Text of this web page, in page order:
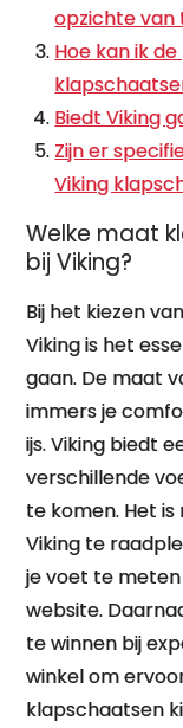
opzichte van
Hoe kan ik
Biedt Viking
Zijn er
Viking
Welke maat
bij Viking?
Bij het kiezen
Viking is het
gaan. De maat
immers je
ijs. Viking biedt
verschillende
te komen. Het
Viking te
je voet te
website.
te winnen bij
winkel om
klapschaatsen